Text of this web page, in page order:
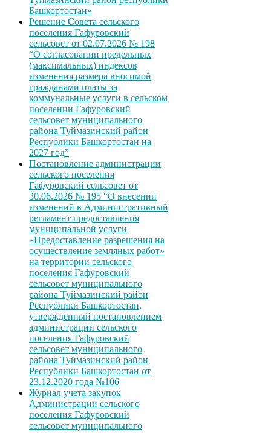
Башкортостан»
Решение Совета сельского
поселения Гафуровский
сельсовет от 02.07.2026 № 198
“О согласовании предельных
(максимальных) индексов
изменения размера вносимой
гражданами платы за
коммунальные услуги в сельском
поселении Гафуровский
сельсовет муниципального
района Туймазинский район
Республики Башкортостан на
2027 год”
Постановление администрации
сельского поселения
Гафуровский сельсовет от
30.06.2026 № 195 “О внесении
изменений в Административный
регламент предоставления
муниципальной услуги
«Предоставление разрешения на
осуществление земляных работ»
на территории сельского
поселения Гафуровский
сельсовет муниципального
района Туймазинский район
Республики Башкортостан,
утвержденный постановлением
администрации сельского
поселения Гафуровский
сельсовет муниципального
района Туймазинский район
Республики Башкортостан от
23.12.2020 года №106
Журнал учета закупок
Администрации сельского
поселения Гафуровский
сельсовет муниципального